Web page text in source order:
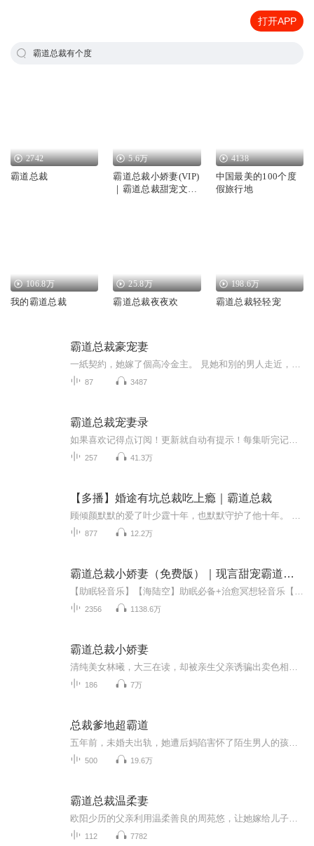
打开APP
霸道总裁有个度
2742
霸道总裁
5.6万
霸道总裁小娇妻(VIP)
｜霸道总裁甜宠文合
4138
中国最美的100个度
假旅行地
106.8万
我的霸道总裁
25.8万
霸道总裁夜夜欢
198.6万
霸道总裁轻轻宠
霸道总裁豪宠妻
87 3487
霸道总裁宠妻录
257 41.3万
【多播】婚途有坑总裁吃上瘾｜霸道总裁
877 12.2万
霸道总裁小娇妻（免费版）｜现言甜宠霸道总裁文
2356 1138.6万
霸道总裁小娇妻
186 7万
总裁爹地超霸道
500 19.6万
霸道总裁温柔妻
112 7782